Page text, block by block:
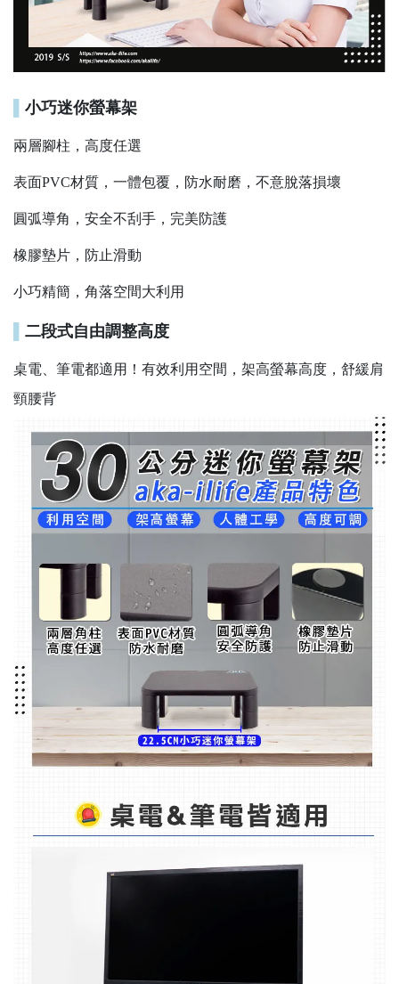
小巧迷你螢幕架
兩層腳柱，高度任選
表面PVC材質，一體包覆，防水耐磨，不意脫落損壞
圓弧導角，安全不刮手，完美防護
橡膠墊片，防止滑動
小巧精簡，角落空間大利用
二段式自由調整高度
桌電、筆電都適用！有效利用空間，架高螢幕高度，舒緩肩
頸腰背